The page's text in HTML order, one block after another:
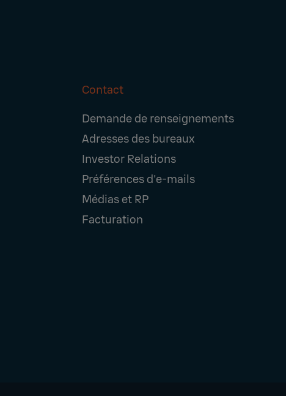
Footer
Navigation
Contact
Demande de renseignements
Adresses des bureaux
Investor Relations
Préférences d'e-mails
Médias et RP
Facturation